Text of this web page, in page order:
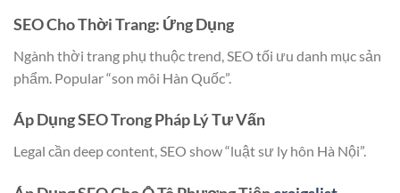
SEO Cho Thời Trang: Ứng Dụng
Ngành thời trang phụ thuộc trend, SEO tối ưu danh mục sản
phẩm. Popular “son môi Hàn Quốc”.
Áp Dụng SEO Trong Pháp Lý Tư Vấn
Legal cần deep content, SEO show “luật sư ly hôn Hà Nội”.